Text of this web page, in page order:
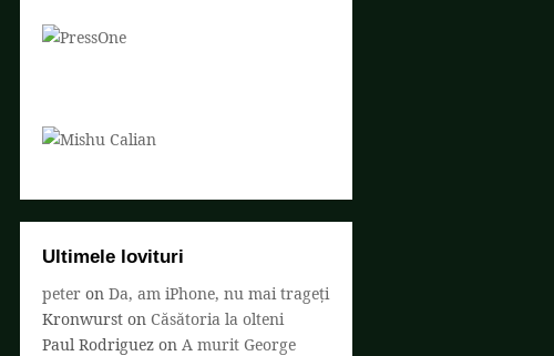
Ultimele lovituri
peter on Da, am iPhone, nu mai trageți
Kronwurst on Căsătoria la olteni
Paul Rodriguez on A murit George